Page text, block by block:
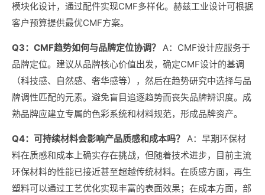
模块化设计，通过配件实现CMF多样化。赫兹工业设计可根据
客户预算提供最优CMF方案。
Q3：CMF趋势如何与品牌定位协调？ A：CMF设计应服务于
品牌定位。建议从品牌核心价值出发，确定CMF设计的基调
（科技感、自然感、奢华感等），然后在趋势研究中选择与品
牌调性匹配的元素。避免盲目追逐趋势而丧失品牌辨识度。成
熟品牌应建立专属的色彩系统和材料规范，形成品牌资产。
Q4：可持续材料会影响产品质感和成本吗？ A：早期环保材
料在质感和成本上确实存在挑战，但随着技术进步，目前主流
环保材料的性能已接近甚至超越传统材料。在质感方面，再生
塑料可以通过工艺优化实现丰富的表面效果；在成本方面，部